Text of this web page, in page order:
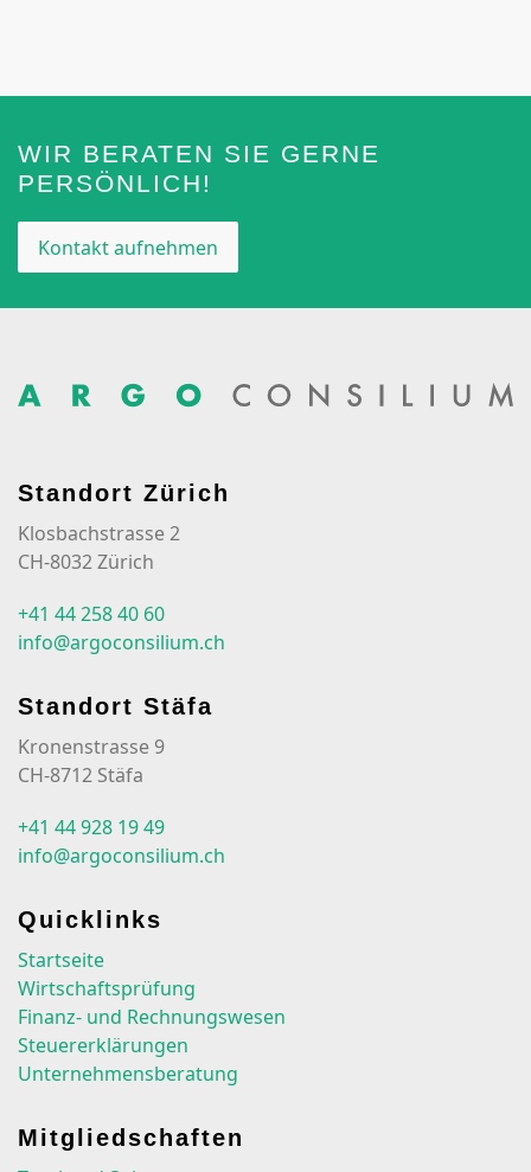
WIR BERATEN SIE GERNE
PERSÖNLICH!
Kontakt aufnehmen
Standort Zürich
Klosbachstrasse 2
CH-8032 Zürich
+41 44 258 40 60
info@argoconsilium.ch
Standort Stäfa
Kronenstrasse 9
CH-8712 Stäfa
+41 44 928 19 49
info@argoconsilium.ch
Quicklinks
Startseite
Wirtschaftsprüfung
Finanz- und Rechnungswesen
Steuererklärungen
Unternehmensberatung
Mitgliedschaften